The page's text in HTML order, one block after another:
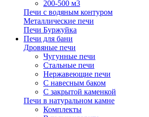
200-500 м3
Печи с водяным контуром
Металлические печи
Печи Буржуйка
Печи для бани
Дровяные печи
Чугунные печи
Стальные печи
Нержавеющие печи
С навесным баком
С закрытой каменкой
Печи в натуральном камне
Комплекты